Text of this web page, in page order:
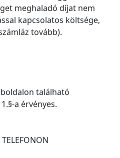
meghaladó díjat nem
kapcsolatos költsége,
tovább).
található
a érvényes.